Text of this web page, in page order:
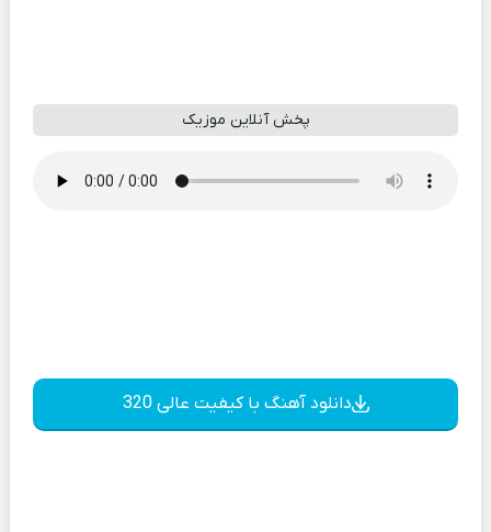
پخش آنلاین موزیک
دانلود آهنگ با کیفیت عالی 320